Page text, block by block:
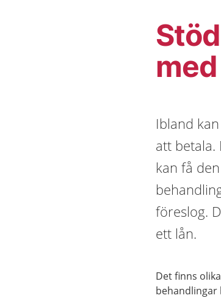
Ibland
att betala.
kan få
föreslog.
ett lån.
Det finns olika
behandlingar